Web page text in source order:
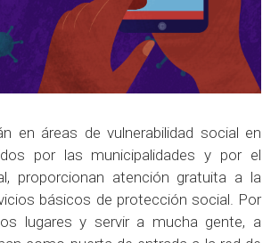
en áreas de vulnerabilidad social en
por las municipalidades y por el
proporcionan atención gratuita a la
básicos de protección social. Por
lugares y servir a mucha gente, a